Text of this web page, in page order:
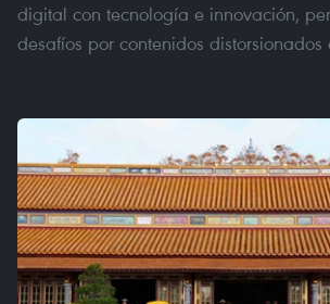
digital con tecnología e innovación,
desafíos por contenidos distorsionados